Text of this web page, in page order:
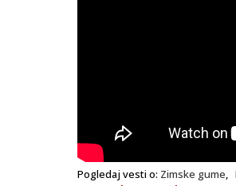
Pogledaj vesti o: Zimske gume,